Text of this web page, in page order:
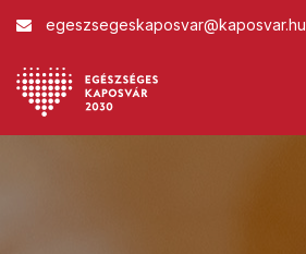
egeszsegeskaposvar@kaposvar.hu